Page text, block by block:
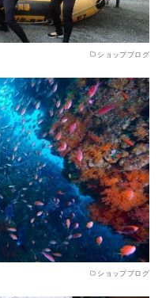
ショップブログ
ショップブログ